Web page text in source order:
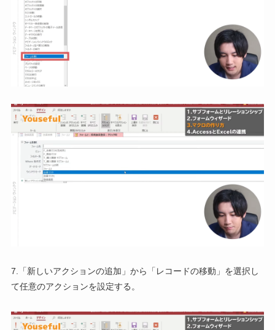
7.「新しいアクションの追加」から「レコードの移動」を選択し
て任意のアクションを設定する。